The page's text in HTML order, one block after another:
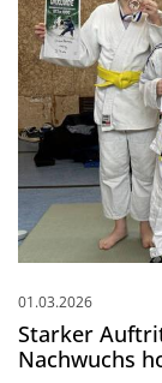
01.03.2026
Starker
Nachwuchs